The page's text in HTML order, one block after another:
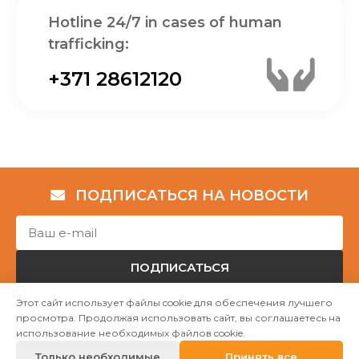
Hotline 24/7 in cases of human
trafficking:
+371 28612120
ПОДПИСАТЬСЯ НА НОВОСТИ
ПОДПИСАТЬСЯ
Авторские права © НГО „Убежище "Надёжный дом""
Этот сайт использует файлы cookie для обеспечения лучшего
просмотра. Продолжая использовать сайт, вы соглашаетесь на
использование необходимых файлов cookie.